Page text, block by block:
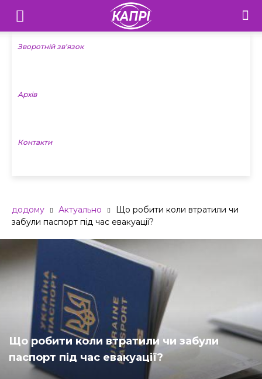
Телебачення
«Капрі»
Новини
Зворотній зв’язок
Архів
Контакти
додому Актуально
Що робити коли втратили чи
забули паспорт під час евакуації?
Що робити коли втратили чи забули
паспорт під час евакуації?